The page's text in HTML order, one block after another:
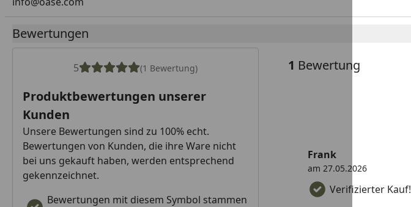
Bewertungen
5 (1 Bewertung)
Produktbewertungen unserer
Kunden
Unsere Bewertungen sind zu 100% echt.
Bewertungen von Kunden, die ihre Ware nicht
bei uns gekauft haben, werden entsprechend
gekennzeichnet.
Bewertungen mit diesem Symbol stammen
1 Bewertung
Verifizierter Kauf!
Frank
am 27.05.2026